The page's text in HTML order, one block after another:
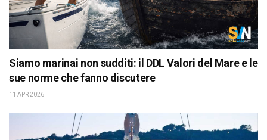
Siamo marinai non sudditi: il DDL Valori del Mare e le
sue norme che fanno discutere
11 APR 2026